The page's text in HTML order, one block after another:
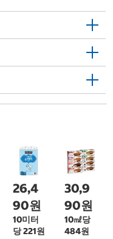
26,4
90원
10미터
당 221원
30,9
90원
10㎖당
484원